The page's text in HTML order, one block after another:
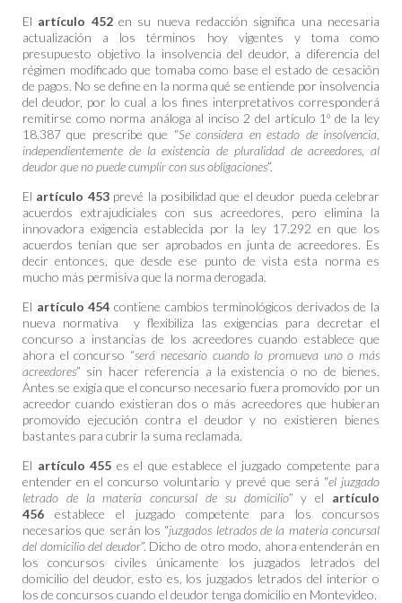
El artículo 452en su nueva redacción significa una necesaria
actualización a los términos hoy vigentes y toma como
presupuesto objetivo la insolvencia del deudor, a diferencia del
régimen modificado que tomaba como base el estado de cesación
de pagos. No se define en la norma qué se entiende por insolvencia
del deudor, por lo cual a los fines interpretativos corresponderá
remitirse como norma análoga al inciso 2 del artículo 1º de la ley
18.387 que prescribe que “Se considera en estado de insolvencia,
independientemente de la existencia de pluralidad de acreedores, al
deudor que no puede cumplir con sus obligaciones”.
El artículo 453prevé la posibilidad que el deudor pueda celebrar
acuerdos extrajudiciales con sus acreedores, pero elimina la
innovadora exigencia establecida por la ley 17.292 en que los
acuerdos tenían que ser aprobados en junta de acreedores. Es
decir entonces, que desde ese punto de vista esta norma es
mucho más permisiva que la norma derogada.
El artículo 454 contiene cambios terminológicos derivados de la
nueva normativa y flexibiliza las exigencias para decretar el
concurso a instancias de los acreedores cuando establece que
ahora el concurso “será necesario cuando lo promueva uno o más
acreedores” sin hacer referencia a la existencia o no de bienes.
Antes se exigía que el concurso necesario fuera promovido por un
acreedor cuando existieran dos o más acreedores que hubieran
promovido ejecución contra el deudor y no existieren bienes
bastantes para cubrir la suma reclamada.
El artículo 455 es el que establece el juzgado competente para
entender en el concurso voluntario y prevé que será “el juzgado
letrado de la materia concursal de su domicilio” y el artículo
456 establece el juzgado competente para los concursos
necesarios que serán los “juzgados letrados de la materia concursal
del domicilio del deudor”. Dicho de otro modo, ahora entenderán en
los concursos civiles únicamente los juzgados letrados del
domicilio del deudor, esto es, los juzgados letrados del interior o
los de concursos cuando el deudor tenga domicilio en Montevideo.